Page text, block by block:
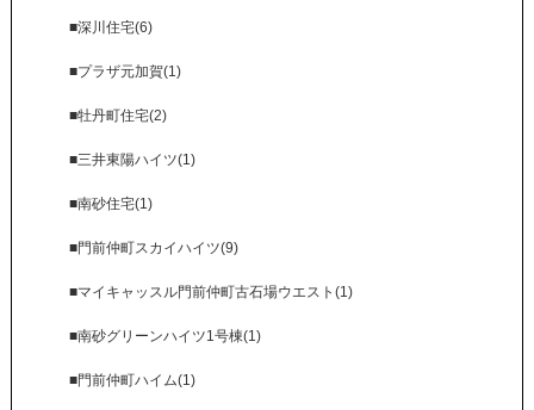
■深川住宅(6)
■プラザ元加賀(1)
■牡丹町住宅(2)
■三井東陽ハイツ(1)
■南砂住宅(1)
■門前仲町スカイハイツ(9)
■マイキャッスル門前仲町古石場ウエスト(1)
■南砂グリーンハイツ1号棟(1)
■門前仲町ハイム(1)